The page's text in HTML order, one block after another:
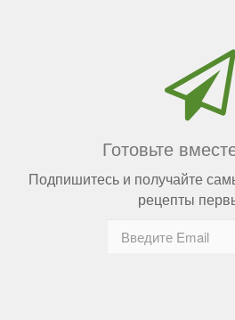
Готовьте
Подпишитесь и получайте
рецепты